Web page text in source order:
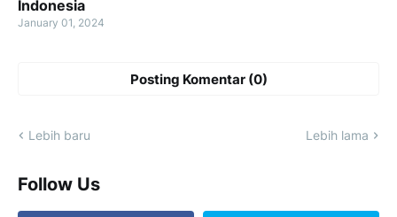
Indonesia
January 01, 2024
Posting Komentar (0)
Lebih baru Lebih lama
Follow Us